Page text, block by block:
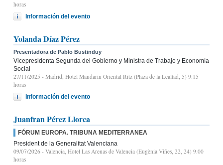
horas
Información del evento
Yolanda Díaz Pérez
Presentadora de Pablo Bustinduy
Vicepresidenta Segunda del Gobierno y Ministra de Trabajo y Economía
Social
27/11/2025 - Madrid, Hotel Mandarin Oriental Ritz (Plaza de la Lealtad, 5) 9:15
horas
Información del evento
Juanfran Pérez Llorca
FÓRUM EUROPA. TRIBUNA MEDITERRANEA
President de la Generalitat Valenciana
09/07/2026 - Valencia, Hotel Las Arenas de Valencia (Eugènia Viñes, 22, 24) 9.00
horas